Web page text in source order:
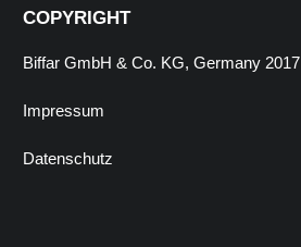
COPYRIGHT
Biffar GmbH & Co. KG, Germany 2017
Impressum
Datenschutz